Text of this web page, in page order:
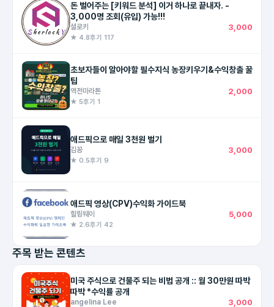
돈 벌어주는 [키워드 분석] 이거 하나로 끝내자. -
3,000명 조회(유입) 가능!!!
셜로키 3,000
★ 4.8후기 117
초보자들이 알아야할 필수지식 농장키우기&수익창출 꿀
팁
역전마라톤 2,000
★ 5후기 1
애드픽으로 매일 3천원 벌기
김꽁 3,000
★ 0.5후기 9
애드픽 영상(CPV)수익화 가이드북
힐링웨이 5,000
★ 2.6후기 42
주목 받는 콘텐츠
미국 주식으로 건물주 되는 비법 공개 :: 월 30만원 따박
따박 *수익률 공개
angelina Lee 3,000